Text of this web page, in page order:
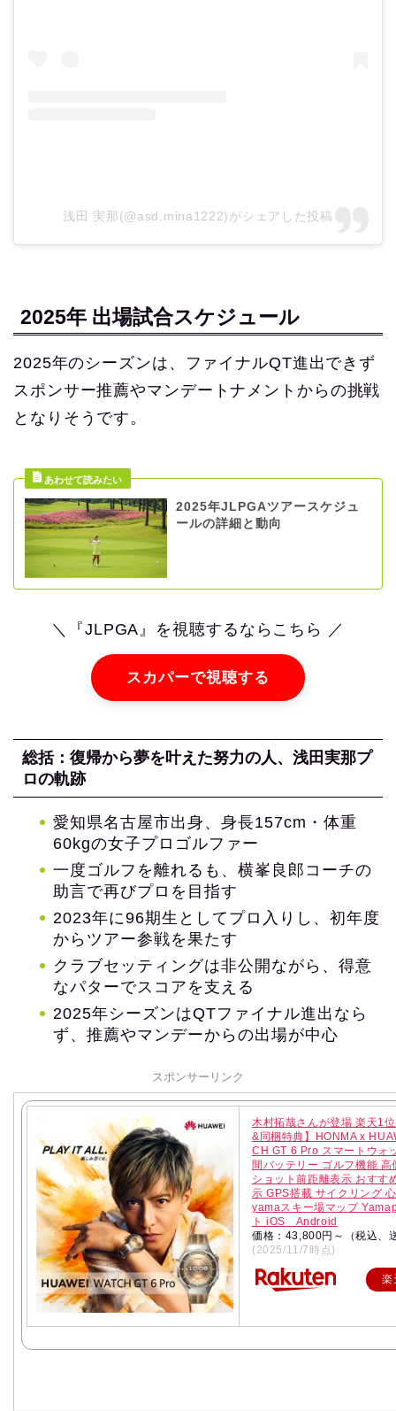
浅田 実那(@asd.mina1222)がシェアした投稿
2025年 出場試合スケジュール
2025年のシーズンは、ファイナルQT進出できず
スポンサー推薦やマンデートナメントからの挑戦
となりそうです。
2025年JLPGAツアースケジュ
ールの詳細と動向
＼『JLPGA』を視聴するならこちら ／
スカパーで視聴する
総括：復帰から夢を叶えた努力の人、浅田実那プ
ロの軌跡
愛知県名古屋市出身、身長157cm・体重
60kgの女子プロゴルファー
一度ゴルフを離れるも、横峯良郎コーチの
助言で再びプロを目指す
2023年に96期生としてプロ入りし、初年度
からツアー参戦を果たす
クラブセッティングは非公開ながら、得意
なパターでスコアを支える
2025年シーズンはQTファイナル進出なら
ず、推薦やマンデーからの出場が中心
スポンサーリンク
木村拓哉さんが登場 楽天1
&同梱特典】HONMA x
CH GT 6 Pro スマートウォ
間バッテリー ゴルフ機能 高
ショット前距離表示 おすす
示 GPS搭載 サイクリング
yamaスキー場マップ
ト iOS Android
価格：43,800円～（税込、
(2025/11/7時点)
楽